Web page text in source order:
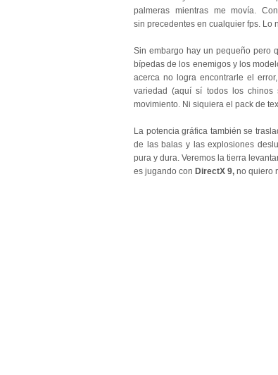
palmeras mientras me movía.
sin precedentes en cualquier fps. Lo
Sin embargo hay un pequeño pero
bípedas de los enemigos y los
acerca no logra encontrarle el
variedad (aquí sí todos los
movimiento. Ni siquiera el pack de
La potencia gráfica también se
de las balas y las explosiones
pura y dura. Veremos la tierra
es jugando con DirectX 9, no quiero